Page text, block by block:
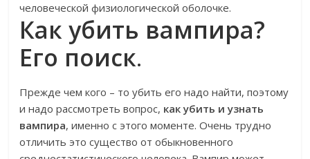
человеческой физиологической оболочке.
Как убить вампира?
Его поиск.
Прежде чем кого – то убить его надо найти, поэтому
и надо рассмотреть вопрос, как убить и узнать
вампира, именно с этого моменте. Очень трудно
отличить это существо от обыкновенного